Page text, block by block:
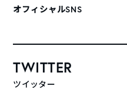
オフィシャルSNS
TWITTER
ツイッター